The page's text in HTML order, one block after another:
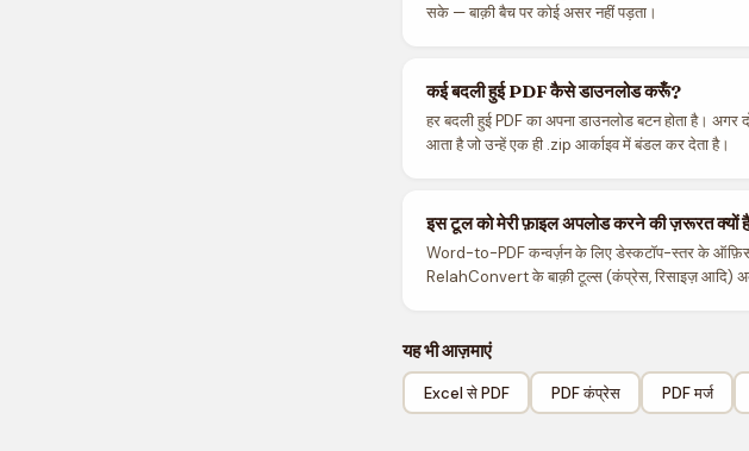
सके — बाक़ी बैच पर कोई असर नहीं पड़ता।
कई बदली हुई PDF कैसे डाउनलोड करूँ?
हर बदली हुई PDF का अपना डाउनलोड बटन होता है।
आता है जो उन्हें एक ही .zip आर्काइव में बंडल कर देता है।
इस टूल को मेरी फ़ाइल अपलोड करने की ज़रूरत क्यों
Word-to-PDF कन्वर्ज़न के लिए डेस्कटॉप-स्तर के ऑफ़िस
RelahConvert के बाक़ी टूल्स (कंप्रेस, रिसाइज़ आदि)
यह भी आज़माएं
Excel से PDF PDF कंप्रेस PDF मर्ज